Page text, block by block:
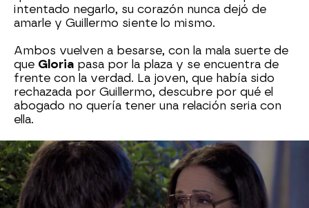
intentado negarlo, su corazón nunca dejó de
amarle y Guillermo siente lo mismo.
Ambos vuelven a besarse, con la mala suerte de
que Gloria pasa por la plaza y se encuentra de
frente con la verdad. La joven, que había sido
rechazada por Guillermo, descubre por qué el
abogado no quería tener una relación seria con
ella.
Ciriaco
está a punto de irse a Manchester con
Maribel
y, aunque casarse antes parecía
imposible, Quintero les ha conseguido colar en el
registro civil. ¡La boda se celebrará mañana!